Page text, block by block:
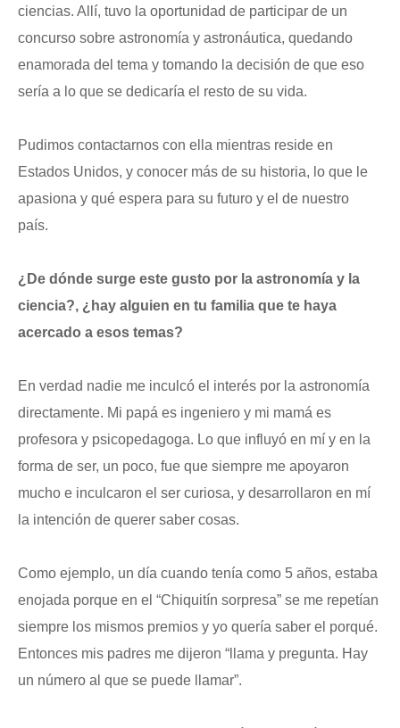
ciencias. Allí, tuvo la oportunidad de participar de un
concurso sobre astronomía y astronáutica, quedando
enamorada del tema y tomando la decisión de que eso
sería a lo que se dedicaría el resto de su vida.
Pudimos contactarnos con ella mientras reside en
Estados Unidos, y conocer más de su historia, lo que le
apasiona y qué espera para su futuro y el de nuestro
país.
¿De dónde surge este gusto por la astronomía y la
ciencia?, ¿hay alguien en tu familia que te haya
acercado a esos temas?
En verdad nadie me inculcó el interés por la astronomía
directamente. Mi papá es ingeniero y mi mamá es
profesora y psicopedagoga. Lo que influyó en mí y en la
forma de ser, un poco, fue que siempre me apoyaron
mucho e inculcaron el ser curiosa, y desarrollaron en mí
la intención de querer saber cosas.
Como ejemplo, un día cuando tenía como 5 años, estaba
enojada porque en el “Chiquitín sorpresa” se me repetían
siempre los mismos premios y yo quería saber el porqué.
Entonces mis padres me dijeron “llama y pregunta. Hay
un número al que se puede llamar”.